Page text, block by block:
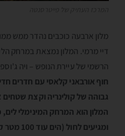
מלון ארבעה כוכבים נהדר ממש
דיי מרמי. המלון נמצאת במרחק
הרשמי של עיירת הנופש – ויה
חוף אורבאני קלאסי עם חדרים
גבוהה של קולינריה וקצת שטחים
המלון הוא המרחק המינימלי
ומגיעים לחול (הים עוד 100 מטר קדימה).